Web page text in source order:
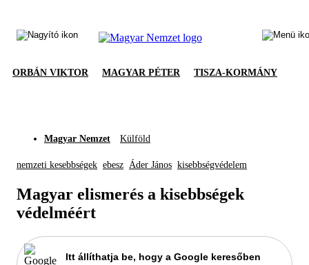
ORBÁN VIKTOR MAGYAR PÉTER TISZA-KORMÁNY
Magyar Nemzet Külföld
nemzeti kesebbségek ebesz Áder János kisebbségvédelem
Magyar elismerés a kisebbségek
védelméért
Itt állíthatja be, hogy a Google keresőben